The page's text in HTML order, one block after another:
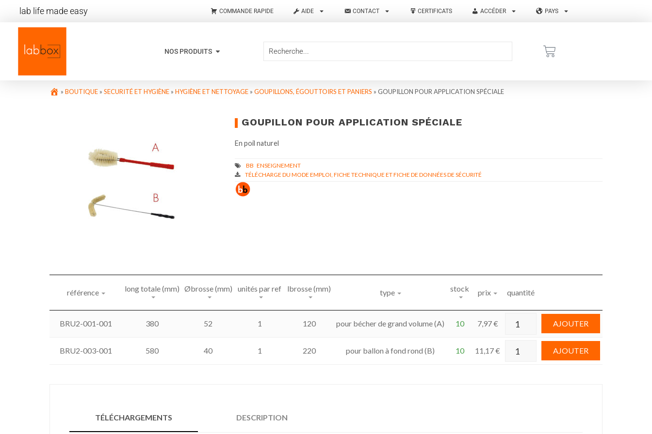
lab life made easy COMMANDE RAPIDE AIDE CONTACT CERTIFICATS ACCÉDER PAYS
NOS PRODUITS
» BOUTIQUE » SECURITÉ ET HYGIÈNE » HYGIÈNE ET NETTOYAGE » GOUPILLONS, ÉGOUTTOIRS ET PANIERS » GOUPILLON POUR APPLICATION SPÉCIALE
GOUPILLON POUR APPLICATION SPÉCIALE
En poil naturel
TÉLÉCHARGE DU MODE EMPLOI, FICHE TECHNIQUE ET FICHE DE DONNÉES DE SÉCURITÉ
référence long totale (mm) Øbrosse (mm) unités par ref lbrosse (mm) type stock prix quantité
BRU2-001-001 380 52 1 120 pour bécher de grand volume (A) 10 7,97€ AJOUTER
BRU2-003-001 580 40 1 220 pour ballon à fond rond (B) 10 11,17€ AJOUTER
TÉLÉCHARGEMENTS DESCRIPTION